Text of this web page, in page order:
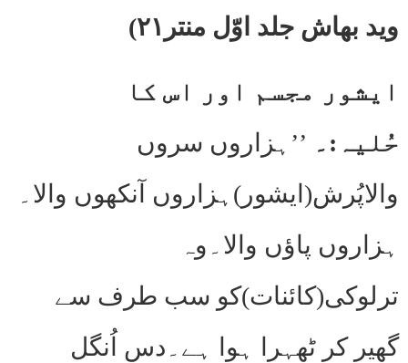
وید بھاش جلد اوّل منتر۲۱)
ایشور مجسم اور اس کا
حُلیہ:۔ ’’ہزاروں سروں
والاپُرش(ایشور)ہزاروں آنکھوں والا۔
ہزاروں پاؤں والا۔وہ
ترلوکی(کائنات)کو سب طرف سے
گھیر کر ٹھہرا ہوا ہے۔دس اُنگل